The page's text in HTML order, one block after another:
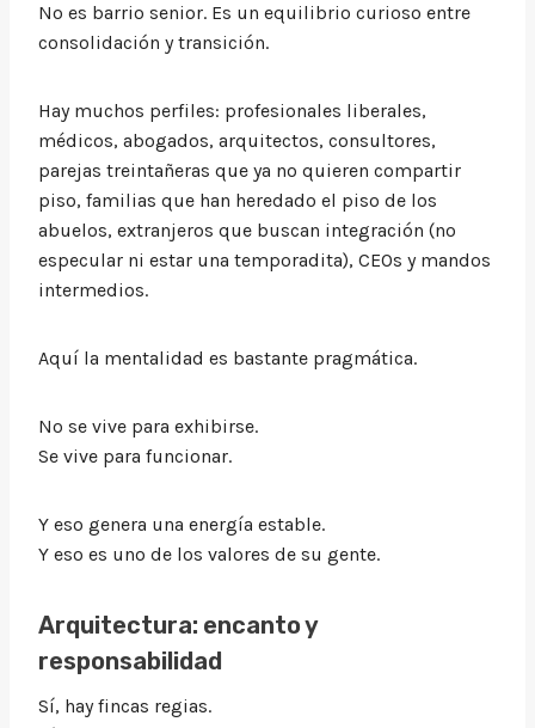
No es barrio senior. Es un equilibrio curioso entre
consolidación y transición.
Hay muchos perfiles: profesionales liberales,
médicos, abogados, arquitectos, consultores,
parejas treintañeras que ya no quieren compartir
piso, familias que han heredado el piso de los
abuelos, extranjeros que buscan integración (no
especular ni estar una temporadita), CEOs y mandos
intermedios.
Aquí la mentalidad es bastante pragmática.
No se vive para exhibirse.
Se vive para funcionar.
Y eso genera una energía estable.
Y eso es uno de los valores de su gente.
Arquitectura: encanto y
responsabilidad
Sí, hay fincas regias.